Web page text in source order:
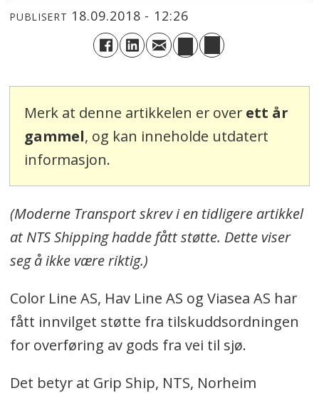
PUBLISERT 18.09.2018 - 12:26
Merk at denne artikkelen er over ett år
gammel, og kan inneholde utdatert
informasjon.
(Moderne Transport skrev i en tidligere artikkel
at NTS Shipping hadde fått støtte. Dette viser
seg å ikke være riktig.)
Color Line AS, Hav Line AS og Viasea AS har
fått innvilget støtte fra tilskuddsordningen
for overføring av gods fra vei til sjø.
Det betyr at Grip Ship, NTS, Norheim